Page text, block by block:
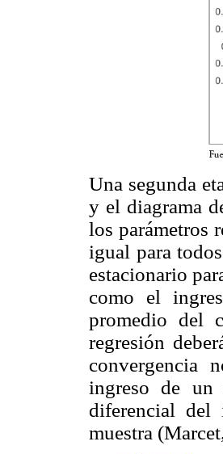
Una segunda
y el diagrama
los parámetros
igual para
estacionario
como el
promedio del
regresión
convergencia
ingreso de un
diferencial del
muestra